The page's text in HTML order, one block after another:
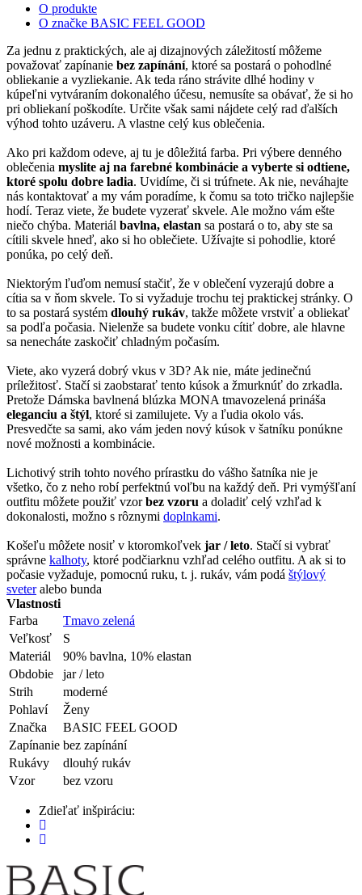
O produkte
O značke BASIC FEEL GOOD
Za jednu z praktických, ale aj dizajnových záležitostí môžeme
považovať zapínanie bez zapínání, ktoré sa postará o pohodlné
obliekanie a vyzliekanie. Ak teda ráno strávite dlhé hodiny v
kúpeľni vytváraním dokonalého účesu, nemusíte sa obávať, že si ho
pri obliekaní poškodíte. Určite však sami nájdete celý rad ďalších
výhod tohto uzáveru. A vlastne celý kus oblečenia.
Ako pri každom odeve, aj tu je dôležitá farba. Pri výbere denného
oblečenia myslite aj na farebné kombinácie a vyberte si odtiene,
ktoré spolu dobre ladia. Uvidíme, či si trúfnete. Ak nie, neváhajte
nás kontaktovať a my vám poradíme, k čomu sa toto tričko najlepšie
hodí. Teraz viete, že budete vyzerať skvele. Ale možno vám ešte
niečo chýba. Materiál bavlna, elastan sa postará o to, aby ste sa
cítili skvele hneď, ako si ho oblečiete. Užívajte si pohodlie, ktoré
ponúka, po celý deň.
Niektorým ľuďom nemusí stačiť, že v oblečení vyzerajú dobre a
cítia sa v ňom skvele. To si vyžaduje trochu tej praktickej stránky. O
to sa postará systém dlouhý rukáv, takže môžete vrstviť a obliekať
sa podľa počasia. Nielenže sa budete vonku cítiť dobre, ale hlavne
sa nenecháte zaskočiť chladným počasím.
Viete, ako vyzerá dobrý vkus v 3D? Ak nie, máte jedinečnú
príležitosť. Stačí si zaobstarať tento kúsok a žmurknúť do zrkadla.
Pretože Dámska bavlnená blúzka MONA tmavozelená prináša
eleganciu a štýl, ktoré si zamilujete. Vy a ľudia okolo vás.
Presvedčte sa sami, ako vám jeden nový kúsok v šatníku ponúkne
nové možnosti a kombinácie.
Lichotivý strih tohto nového prírastku do vášho šatníka nie je
všetko, čo z neho robí perfektnú voľbu na každý deň. Pri vymýšľaní
outfitu môžete použiť vzorbez vzoru a doladiť celý vzhľad k
dokonalosti, možno s rôznymi doplnkami.
Košeľu môžete nosiť v ktoromkoľvek jar / leto. Stačí si vybrať
správne kalhoty, ktoré podčiarknu vzhľad celého outfitu. A ak si to
počasie vyžaduje, pomocnú ruku, t. j. rukáv, vám podá štýlový
sveteralebo bunda
Vlastnosti
Farba
Tmavo zelená
Veľkosť
S
Materiál
90% bavlna, 10% elastan
Obdobie
jar / leto
Strih
moderné
Pohlaví
Ženy
Značka
BASIC FEEL GOOD
Zapínanie bez zapínání
Rukávy
dlouhý rukáv
Vzor
bez vzoru
Zdieľať inšpiráciu: